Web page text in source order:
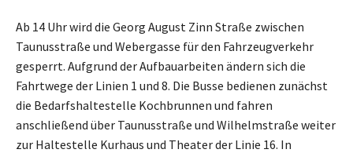
Ab 14 Uhr wird die Georg August Zinn Straße zwischen
Taunusstraße und Webergasse für den Fahrzeugverkehr
gesperrt. Aufgrund der Aufbauarbeiten ändern sich die
Fahrtwege der Linien 1 und 8. Die Busse bedienen zunächst
die Bedarfshaltestelle Kochbrunnen und fahren
anschließend über Taunusstraße und Wilhelmstraße weiter
zur Haltestelle Kurhaus und Theater der Linie 16. In